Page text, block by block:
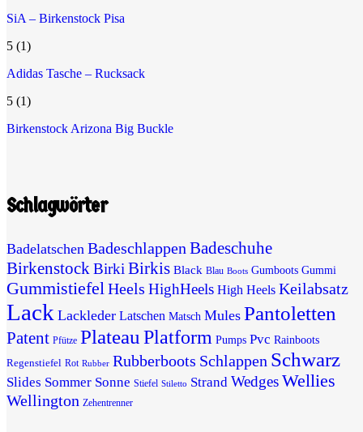
SiA – Birkenstock Pisa
5 (1)
Adidas Tasche – Rucksack
5 (1)
Birkenstock Arizona Big Buckle
Schlagwörter
Badelatschen BadeschlappenBadeschuhe
BirkenstockBirkiBirkis Black Blau Boots Gumboots Gummi
GummistiefelHeels HighHeels High Heels Keilabsatz
Lack Lackleder Latschen Matsch Mules Pantoletten
Patent Pfütze PlateauPlatform Pumps Pvc Rainboots
Regenstiefel Rot Rubber Rubberboots Schlappen Schwarz
Slides Sommer Sonne Stiefel Stiletto Strand WedgesWellies
Wellington Zehentrenner